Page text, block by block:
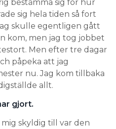
bestämma sig för hur
sig hela tiden så fort
skulle egentligen gått
kom, men jag tog jobbet
Men efter tre dagar
påpeka att jag
nu. Jag kom tillbaka
allt.
gjort.
skyldig till var den